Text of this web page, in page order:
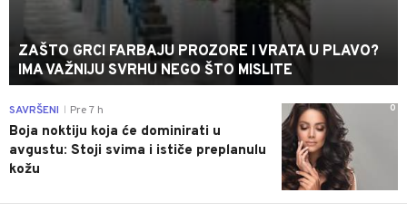
ZAŠTO GRCI FARBAJU PROZORE I VRATA U PLAVO?
IMA VAŽNIJU SVRHU NEGO ŠTO MISLITE
0
SAVRŠENI Pre 7 h
Boja noktiju koja će dominirati u
avgustu: Stoji svima i ističe preplanulu
kožu